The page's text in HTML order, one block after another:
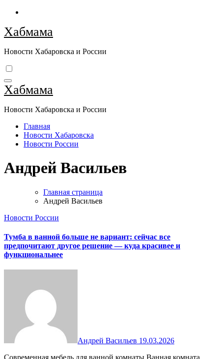
Перейти
содержимому
Хабмама
Новости Хабаровска и России
Хабмама
Новости Хабаровска и России
Главная
Новости Хабаровска
Новости России
Андрей Васильев
Главная страница
Андрей Васильев
Новости России
Тумба в ванной больше не вариант: сейчас все
предпочитают другое решение — куда красивее и
функциональнее
Андрей Васильев 19.03.2026